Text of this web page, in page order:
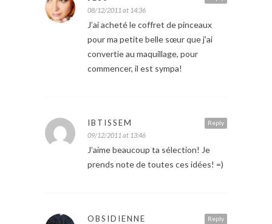
08/12/2011 at 14:36
J’ai acheté le coffret de pinceaux
pour ma petite belle sœur que j’ai
convertie au maquillage, pour
commencer, il est sympa!
Reply
IBTISSEM
09/12/2011 at 13:46
J’aime beaucoup ta sélection! Je
prends note de toutes ces idées! =)
Reply
OBSIDIENNE